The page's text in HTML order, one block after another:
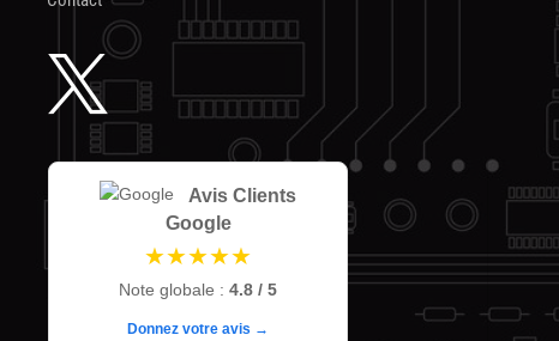

Avis Clients
Google
★★★★★
Note globale : 4.8 / 5
Donnez votre avis →